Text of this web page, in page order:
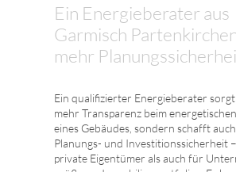
Ein Energieberater aus
Garmisch
mehr
Ein qualifizierter Energieberater
mehr Transparenz beim
eines Gebäudes, sondern schafft
Planungs- und Investitionssicherheit
private Eigentümer als auch für